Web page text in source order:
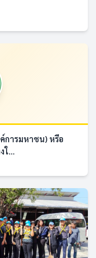
การมหาชน) หรือ
ใ...